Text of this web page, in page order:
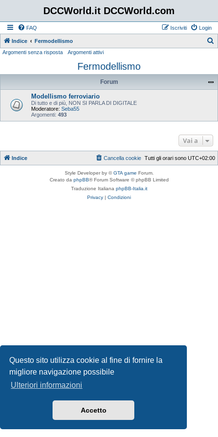
Questo sito utilizza cookie al fine di fornire la
migliore navigazione possibile
Ulteriori informazioni
Accetto
DCCWorld.it DCCWorld.com
FAQ Login
Iscriviti
Indice Fermodellismo
c
Argomenti senza risposta Argomenti attivi
Fermodellismo
Forum
Modellismo ferroviario
Di tutto e di più, NON SI PARLA DI DIGITALE
Moderatore: Seba55
Argomenti: 493
Vai a
Indice Tutti gli orari sono UTC+02:00
Cancella cookie
Style Developer by ©GTA game Forum.
Creato da phpBB® Forum Software © phpBB Limited
Traduzione Italiana phpBB-Italia.it
Privacy | Condizioni